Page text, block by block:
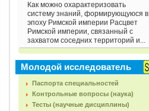
Как можно охарактеризовать
систему знаний, формирующуюся в
эпоху Римской империи Расцвет
Римской империи, связанный с
захватом соседних территорий и...
Молодой исследователь
Паспорта специальностей
Контрольные вопросы (наука)
Тесты (научные дисциплины)